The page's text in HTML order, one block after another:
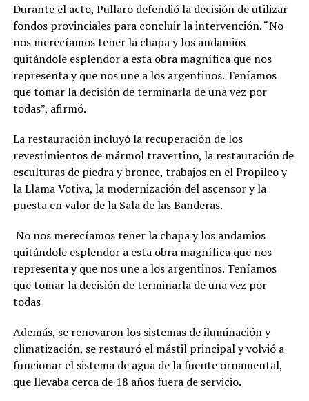
Durante el acto, Pullaro defendió la decisión de utilizar
fondos provinciales para concluir la intervención. “No
nos merecíamos tener la chapa y los andamios
quitándole esplendor a esta obra magnífica que nos
representa y que nos une a los argentinos. Teníamos
que tomar la decisión de terminarla de una vez por
todas”, afirmó.
La restauración incluyó la recuperación de los
revestimientos de mármol travertino, la restauración de
esculturas de piedra y bronce, trabajos en el Propileo y
la Llama Votiva, la modernización del ascensor y la
puesta en valor de la Sala de las Banderas.
No nos merecíamos tener la chapa y los andamios
quitándole esplendor a esta obra magnífica que nos
representa y que nos une a los argentinos. Teníamos
que tomar la decisión de terminarla de una vez por
todas
Además, se renovaron los sistemas de iluminación y
climatización, se restauró el mástil principal y volvió a
funcionar el sistema de agua de la fuente ornamental,
que llevaba cerca de 18 años fuera de servicio.